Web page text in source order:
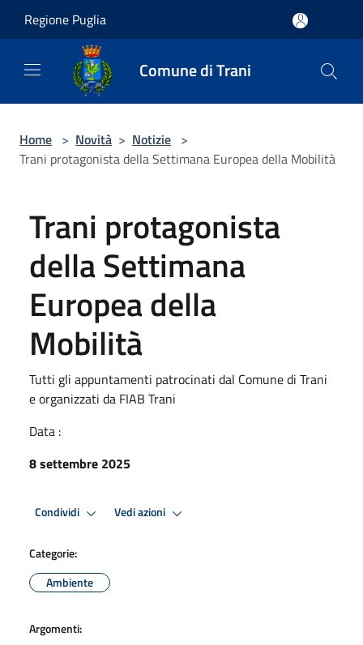
Regione Puglia
Comune di Trani
Home > Novità > Notizie >
Trani protagonista della Settimana Europea della Mobilità
Trani protagonista
della Settimana
Europea della
Mobilità
Tutti gli appuntamenti patrocinati dal Comune di Trani
e organizzati da FIAB Trani
Data :
8 settembre 2025
Condividi Vedi azioni
Categorie:
Ambiente
Argomenti: